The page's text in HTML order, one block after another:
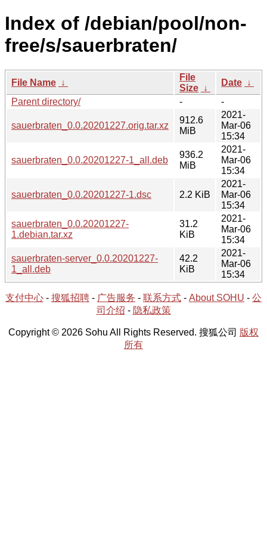
Index of /debian/pool/non-
free/s/sauerbraten/
File Name ↓
File
Size ↓
Date ↓
Parent directory/
- -
sauerbraten_0.0.20201227.orig.tar.xz
912.6
MiB
2021-
Mar-06
15:34
sauerbraten_0.0.20201227-1_all.deb
936.2
MiB
2021-
Mar-06
15:34
sauerbraten_0.0.20201227-1.dsc 2.2 KiB
2021-
Mar-06
15:34
sauerbraten_0.0.20201227-
1.debian.tar.xz
31.2
KiB
2021-
Mar-06
15:34
sauerbraten-server_0.0.20201227-
1_all.deb
42.2
KiB
2021-
Mar-06
15:34
支付中心 - 搜狐招聘 - 广告服务 - 联系方式 - About SOHU - 公
司介绍 - 隐私政策
Copyright © 2026 Sohu All Rights Reserved. 搜狐公司 版权
所有